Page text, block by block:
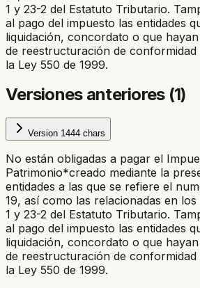
1 y 23-2 del Estatuto Tributario.
al pago del impuesto las entidades
liquidación, concordato o que
de reestructuración de
la Ley 550 de 1999.
Versiones anteriores (1)
Version 1444 chars
No están obligadas a pagar el
Patrimonio*creado mediante la
entidades a las que se refiere el
19, así como las relacionadas en
1 y 23-2 del Estatuto Tributario.
al pago del impuesto las entidades
liquidación, concordato o que
de reestructuración de
la Ley 550 de 1999.